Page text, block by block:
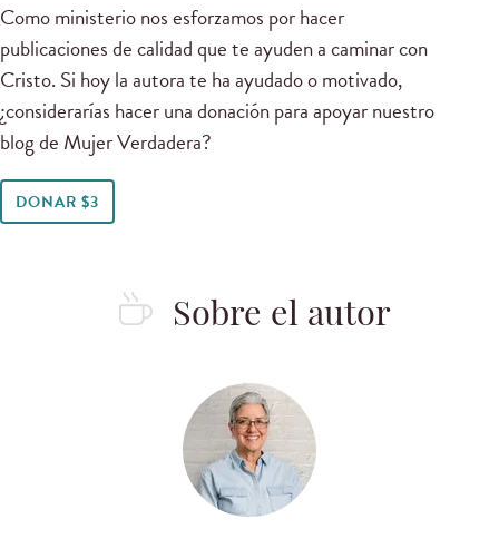
Como ministerio nos esforzamos por hacer
publicaciones de calidad que te ayuden a caminar con
Cristo. Si hoy la autora te ha ayudado o motivado,
¿considerarías hacer una donación para apoyar nuestro
blog de Mujer Verdadera?
DONAR $3
Sobre el autor